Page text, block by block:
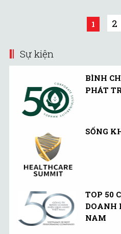
1 2
Sự kiện
BÌNH
PHÁT
SỐNG
TOP 50
DOANH
NAM